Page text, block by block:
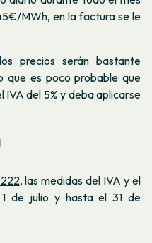
MWh, en la factura se le
precios serán bastante
que es poco probable que
IVA del 5% y deba aplicarse
, las medidas del IVA y el
de julio y hasta el 31 de